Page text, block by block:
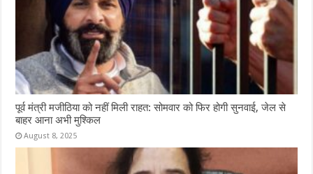
पूर्व मंत्री मजीठिया को नहीं मिली राहत: सोमवार को फिर होगी सुनवाई, जेल से
बाहर आना अभी मुश्किल
August 8, 2025